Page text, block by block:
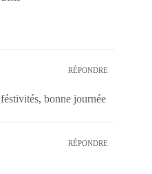
RÉPONDRE
bonne journée
RÉPONDRE